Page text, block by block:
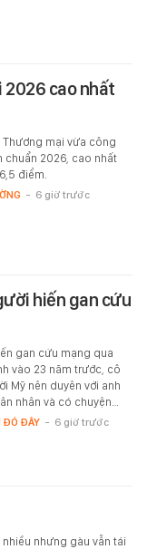
cao nhất
mại vừa công
chuẩn 2026, cao nhất
điểm.
- 6 giờ trước
hiến gan cứu
gan cứu mạng qua
vào 23 năm trước, cô
Mỹ nên duyên với anh
nhân và có chuyện…
ĐÓ ĐÂY - 6 giờ trước
nhiều nhưng gàu vẫn tái